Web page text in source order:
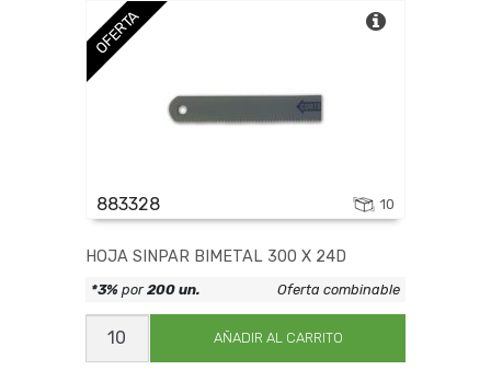
cantidad
OFERTA
883328 10
HOJA SINPAR BIMETAL 300 X 24D
HOJA
SINPAR
BIMETAL
AÑADIR AL CARRITO
*3%por200 un. Oferta combinable